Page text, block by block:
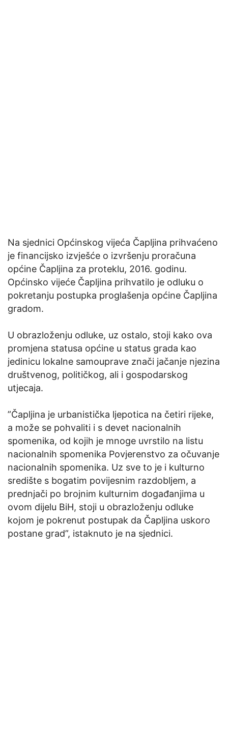
Na sjednici Općinskog vijeća Čapljina prihvaćeno
je financijsko izvješće o izvršenju proračuna
općine Čapljina za proteklu, 2016. godinu.
Općinsko vijeće Čapljina prihvatilo je odluku o
pokretanju postupka proglašenja općine Čapljina
gradom.
U obrazloženju odluke, uz ostalo, stoji kako ova
promjena statusa općine u status grada kao
jedinicu lokalne samouprave znači jačanje njezina
društvenog, političkog, ali i gospodarskog
utjecaja.
”Čapljina je urbanistička ljepotica na četiri rijeke,
a može se pohvaliti i s devet nacionalnih
spomenika, od kojih je mnoge uvrstilo na listu
nacionalnih spomenika Povjerenstvo za očuvanje
nacionalnih spomenika. Uz sve to je i kulturno
središte s bogatim povijesnim razdobljem, a
prednjači po brojnim kulturnim događanjima u
ovom dijelu BiH, stoji u obrazloženju odluke
kojom je pokrenut postupak da Čapljina uskoro
postane grad”, istaknuto je na sjednici.